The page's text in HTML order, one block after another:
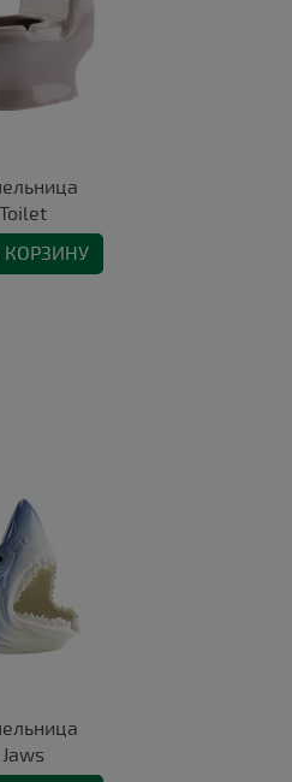
Toilet
КОРЗИНУ
Jaws